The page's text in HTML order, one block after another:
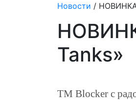
Новости / НОВИНКА
Tanks»
ТМ Blocker с